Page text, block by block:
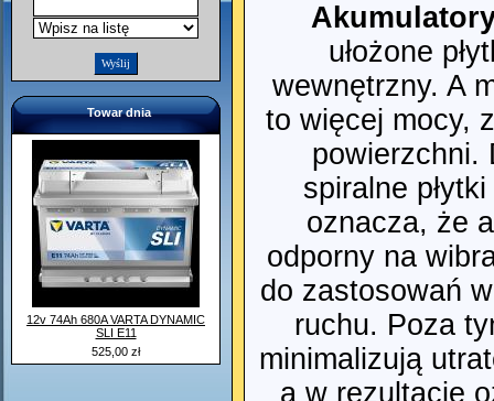
Towar dnia
12v 74Ah 680A VARTA DYNAMIC
SLI E11
525,00 zł
ułożone
wewnętrzny. A
to więcej mocy,
powierzchni.
spiralne
oznacza, że
odporny na
do zastosowań
ruchu. Poza
minimalizują
a w rezultacie